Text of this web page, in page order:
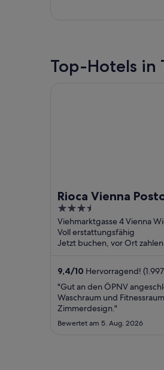
Top-Hotels in
Rioca Vienna
3.5
out
of
5
Viehmarktgasse 4 Vienna
Voll erstattungsfähig
Jetzt buchen, vor Ort zahlen
9,4/10 Hervorragend!
"Gut an den ÖPNV
Waschraum und
Zimmerdesign."
Bewertet am 5. Aug. 2026